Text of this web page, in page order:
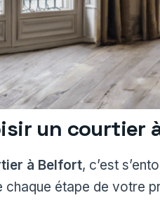
un courtier
à Belfort, c’est
chaque étape de votre